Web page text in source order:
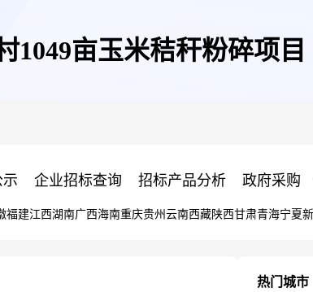
1049亩玉米秸秆粉碎项目
企业招标查询 招标产品分析 政府采购
福建江西湖南广西海南重庆贵州 云南西藏陕西甘肃青海宁夏
热门城市